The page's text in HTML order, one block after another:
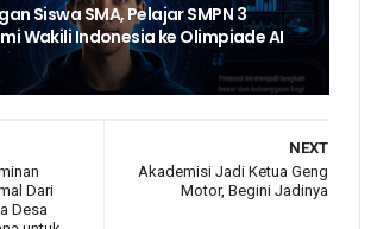
Siswa SMA, Pelajar SMPN 3
Wakili Indonesia ke Olimpiade AI
NEXT
Akademisi Jadi Ketua Geng
Motor, Begini Jadinya
Dari
Desa